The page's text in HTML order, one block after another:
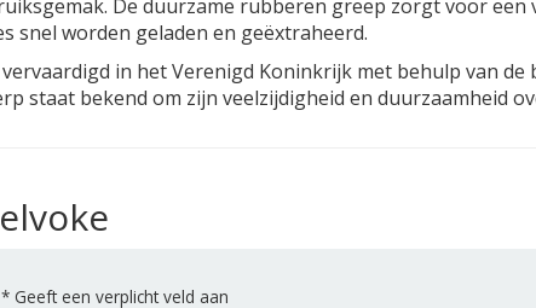
De duurzame rubberen greep zorgt voor
snel worden geladen en geëxtraheerd.
in het Verenigd Koninkrijk met behulp van
staat bekend om zijn veelzijdigheid en duurzaamheid
* Geeft een verplicht veld aan